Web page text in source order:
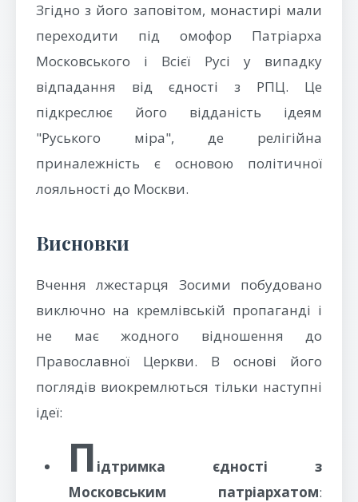
Згідно з його заповітом, монастирі мали
переходити під омофор Патріарха
Московського і Всієї Русі у випадку
відпадання від єдності з РПЦ. Це
підкреслює його відданість ідеям
"Руського міра", де релігійна
приналежність є основою політичної
лояльності до Москви.
Висновки
Вчення лжестарця Зосими побудовано
виключно на кремлівській пропаганді і
не має жодного відношення до
Православної Церкви. В основі його
поглядів виокремлються тільки наступні
ідеї:
П ідтримка єдності з
Московським патріархатом: